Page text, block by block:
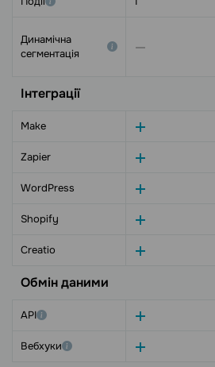
Динамічна
сегментація
Інтеграції
Make
Zapier
WordPress
Shopify
Creatio
Обмін даними
API
Вебхуки